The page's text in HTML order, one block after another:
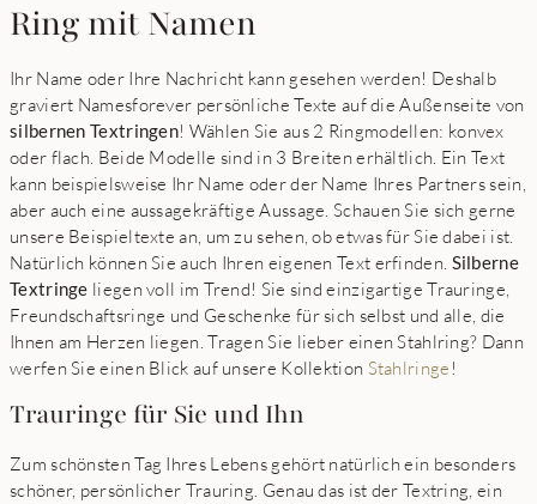
Ring mit Namen
Ihr Name oder Ihre Nachricht kann gesehen werden! Deshalb
graviert Namesforever persönliche Texte auf die Außenseite von
silbernen Textringen! Wählen Sie aus 2 Ringmodellen: konvex
oder flach. Beide Modelle sind in 3 Breiten erhältlich. Ein Text
kann beispielsweise Ihr Name oder der Name Ihres Partners sein,
aber auch eine aussagekräftige Aussage. Schauen Sie sich gerne
unsere Beispieltexte an, um zu sehen, ob etwas für Sie dabei ist.
Natürlich können Sie auch Ihren eigenen Text erfinden. Silberne
Textringe liegen voll im Trend! Sie sind einzigartige Trauringe,
Freundschaftsringe und Geschenke für sich selbst und alle, die
Ihnen am Herzen liegen. Tragen Sie lieber einen Stahlring? Dann
werfen Sie einen Blick auf unsere Kollektion Stahlringe !
Trauringe für Sie und Ihn
Zum schönsten Tag Ihres Lebens gehört natürlich ein besonders
schöner, persönlicher Trauring. Genau das ist der Textring, ein